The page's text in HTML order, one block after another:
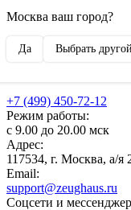
Москва ваш город?
Да Выбрать
О наших скидках
Рекламодателям
Бренды,
+7 (499) 450-72-12
Режим работы:
с 9.00 до 20.00 мск
Адрес:
117534, г. Москва, а/я
Email:
support@zeughaus.ru
Соцсети и